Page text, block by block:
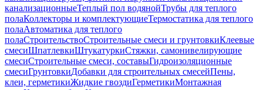
канализационныеТеплый пол водянойТрубы для теплого
полаКоллекторы и комплектующиеТермостатика для теплого
полаАвтоматика для теплого
полаСтроительствоСтроительные смеси и грунтовкиКлеевые
смесиШпатлевкиШтукатуркиСтяжки, самонивелирующие
смесиСтроительные смеси, составыГидроизоляционные
смесиГрунтовкиДобавки для строительных смесейПены,
клеи, герметикиЖидкие гвоздиГерметикиМонтажная